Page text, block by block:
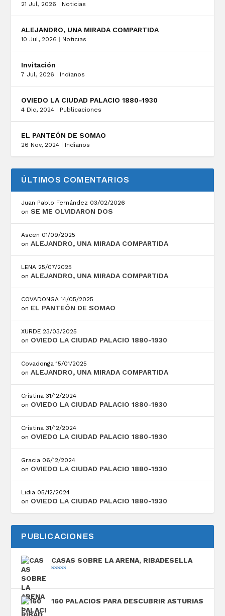
21 Jul, 2026 Noticias
ALEJANDRO, UNA MIRADA COMPARTIDA
10 Jul, 2026 Noticias
Invitación
7 Jul, 2026 Indianos
OVIEDO LA CIUDAD PALACIO 1880-1930
4 Dic, 2024 Publicaciones
EL PANTEÓN DE SOMAO
26 Nov, 2024 Indianos
ÚLTIMOS COMENTARIOS
Juan Pablo Fernández 03/02/2026
onSE ME OLVIDARON DOS
Ascen 01/09/2025
onALEJANDRO, UNA MIRADA COMPARTIDA
LENA 25/07/2025
onALEJANDRO, UNA MIRADA COMPARTIDA
COVADONGA 14/05/2025
on EL PANTEÓN DE SOMAO
XURDE 23/03/2025
on OVIEDO LA CIUDAD PALACIO 1880-1930
Covadonga 15/01/2025
onALEJANDRO, UNA MIRADA COMPARTIDA
Cristina 31/12/2024
on OVIEDO LA CIUDAD PALACIO 1880-1930
Cristina 31/12/2024
on OVIEDO LA CIUDAD PALACIO 1880-1930
Gracia 06/12/2024
on OVIEDO LA CIUDAD PALACIO 1880-1930
Lidia 05/12/2024
on OVIEDO LA CIUDAD PALACIO 1880-1930
PUBLICACIONES
CASAS SOBRE LA ARENA, RIBADESELLA
160 PALACIOS PARA DESCUBRIR ASTURIAS